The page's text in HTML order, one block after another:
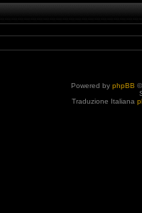
Powered by phpBB
Traduzione Italiana